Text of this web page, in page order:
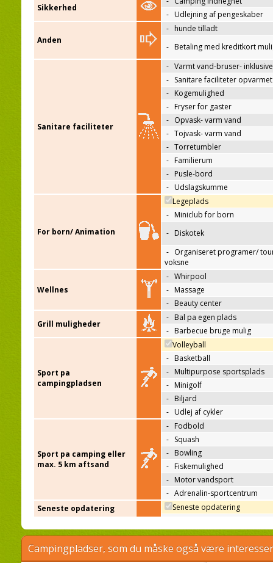
Sikkerhed
- Udlejning af pengeskaber
Anden
- hunde tilladt
- Betaling med kreditkort
Sanitare faciliteter
- Varmt vand-bruser- inklusive
- Sanitare faciliteter opvarmet
- Kogemulighed
- Fryser for gaster
- Opvask- varm vand
- Tojvask- varm vand
- Torretumbler
- Familierum
- Pusle-bord
- Udslagskumme
For born/ Animation
Legeplads
- Miniclub for born
- Diskotek
- Organiseret programer/
voksne
Wellnes
- Whirpool
- Massage
- Beauty center
Grill muligheder
- Bal pa egen plads
- Barbecue bruge mulig
Sport pa
campingpladsen
Volleyball
- Basketball
- Multipurpose sportsplads
- Minigolf
- Biljard
- Udlej af cykler
Sport pa camping eller
max. 5 km aftsand
- Fodbold
- Squash
- Bowling
- Fiskemulighed
- Motor vandsport
- Adrenalin-sportcentrum
Seneste opdatering
Seneste opdatering
Campingpladser, som du måske også være